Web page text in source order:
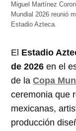
Miguel Martínez
Mundial 2026 reunió
Estadio Azteca.
El Estadio
de 2026 en el
de laCopa
ceremonia que
mexicanas,
producción